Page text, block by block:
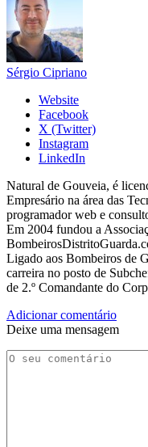
Sérgio Cipriano
Website
Facebook
X (Twitter)
Instagram
LinkedIn
Natural de Gouveia, é
Empresário na área das
programador web e
Em 2004 fundou a
Ligado aos Bombeiros de
carreira no posto de
de 2.º Comandante do
Adicionar comentário
Deixe uma mensagem